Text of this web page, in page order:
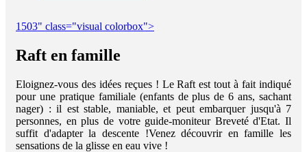
1503" class="visual colorbox">
Raft en famille
Eloignez-vous des idées reçues ! Le Raft est tout à fait indiqué
pour une pratique familiale (enfants de plus de 6 ans, sachant
nager) : il est stable, maniable, et peut embarquer jusqu'à 7
personnes, en plus de votre guide-moniteur Breveté d'Etat. Il
suffit d'adapter la descente !Venez découvrir en famille les
sensations de la glisse en eau vive !